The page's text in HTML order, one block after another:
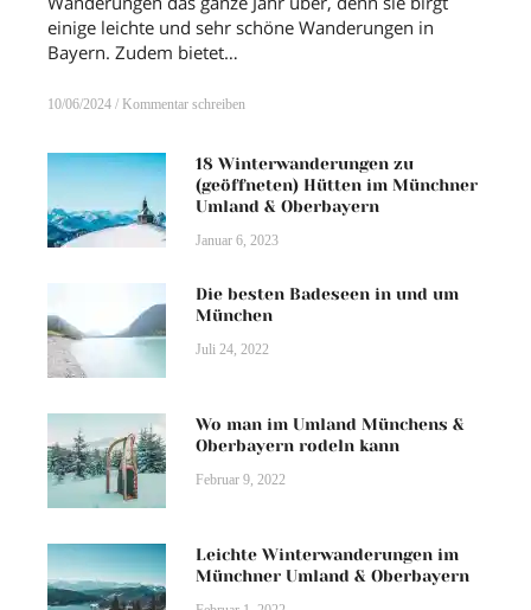
einige leichte und sehr schöne Wanderungen in
Bayern. Zudem bietet…
10/06/2024 Kommentar schreiben
18 Winterwanderungen zu
(geöffneten) Hütten im Münchner
Umland & Oberbayern
Januar 6, 2023
Die besten Badeseen in und um
München
Juli 24, 2022
Wo man im Umland Münchens &
Oberbayern rodeln kann
Februar 9, 2022
Leichte Winterwanderungen im
Münchner Umland & Oberbayern